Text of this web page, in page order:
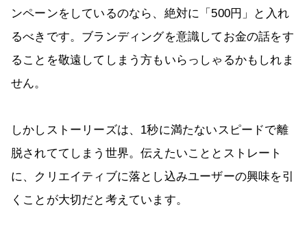
ンペーンをしているのなら、絶対に「500円」と入れ
るべきです。ブランディングを意識してお金の話をす
ることを敬遠してしまう方もいらっしゃるかもしれま
せん。
しかしストーリーズは、1秒に満たないスピードで離
脱されててしまう世界。伝えたいこととストレート
に、クリエイティブに落とし込みユーザーの興味を引
くことが大切だと考えています。